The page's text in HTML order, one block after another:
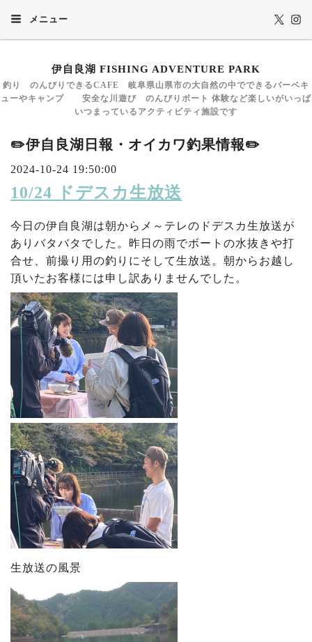
メニュー
伊自良湖 FISHING ADVENTURE PARK
釣り のんびりできるCAFE 岐阜県山県市の大自然の中でできるバーベキ
ューやキャンプ 安全な川遊び のんびりボート 体験など楽しいがいっぱ
いつまっているアクティビティ施設です
✏️伊自良湖日報・オイカワ釣果情報✏️
2024-10-24 19:50:00
10/24 ドデスカ生放送
今日の伊自良湖は朝からメ～テレのドデスカ生放送が
ありバタバタでした。昨日の雨でボートの水抜きや打
合せ、前撮り用の釣りにそして生放送。朝からお越し
頂いたお客様には申し訳ありませんでした。
生放送の風景